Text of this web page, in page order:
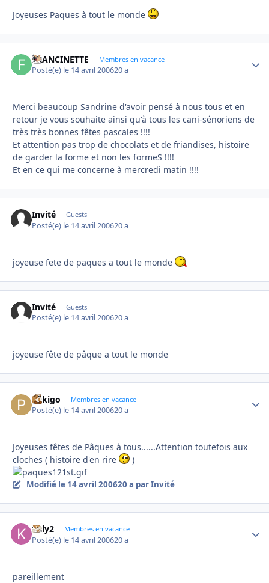
Joyeuses Paques à tout le monde
FRANCINETTE Membres en vacance
Posté(e) le 14 avril 200620 a
Merci beaucoup Sandrine d'avoir pensé à nous tous et en
retour je vous souhaite ainsi qu'à tous les cani-sénoriens de
très très bonnes fêtes pascales !!!!
Et attention pas trop de chocolats et de friandises, histoire
de garder la forme et non les formeS !!!!
Et en ce qui me concerne à mercredi matin !!!!
Invité Guests
Posté(e) le 14 avril 200620 a
joyeuse fete de paques a tout le monde
Invité Guests
Posté(e) le 14 avril 200620 a
joyeuse fête de pâque a tout le monde
pekigo Membres en vacance
Posté(e) le 14 avril 200620 a
Joyeuses fêtes de Pâques à tous......Attention toutefois aux
cloches ( histoire d'en rire
)
Modifié le 14 avril 200620 a par Invité
kaly2 Membres en vacance
Posté(e) le 14 avril 200620 a
pareillement